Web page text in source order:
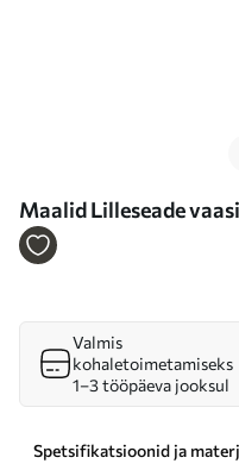
Maalid Lilleseade
Valmis
kohaletoimetamiseks
1–3 tööpäeva jooksul
Spetsifikatsioonid ja